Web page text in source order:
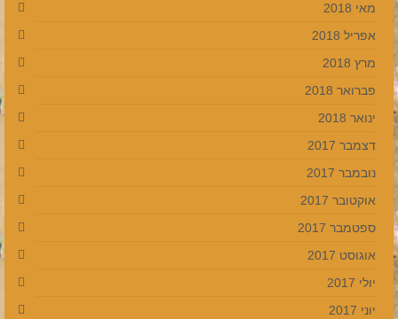
מאי 2018
אפריל 2018
מרץ 2018
פברואר 2018
ינואר 2018
דצמבר 2017
נובמבר 2017
אוקטובר 2017
ספטמבר 2017
אוגוסט 2017
יולי 2017
יוני 2017